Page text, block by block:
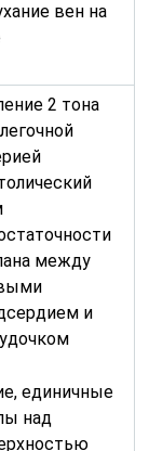
вен на
2 тона
между
и
единичные
над